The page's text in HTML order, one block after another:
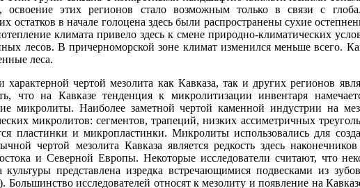
освоение этих регионов стало возможным только в связи с
остатков в начале голоцена здесь были распространены сухие
климата привело здесь к смене природно-климатических
лесов. В причерноморской зоне климат изменился меньше всего.
леса.
чертой мезолита как Кавказа, так и других регионов
что на Кавказе тенденция к микролитизации инвентаря
микролиты. Наиболее заметной чертой каменной индустрии на
микролитов: сегментов, трапеций, низких ассиметричных
пластинки и микропластинки. Микролиты использовались для
чертой мезолита Кавказа является редкость здесь наконечников
и Северной Европы. Некоторые исследователи считают, что
культуры представлена изредка встречающимися подвесками из
исследователей относят к мезолиту и появление на